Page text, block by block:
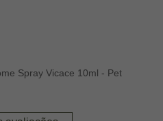
Spray Vicace 10ml - Pet